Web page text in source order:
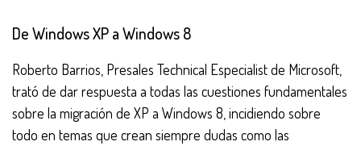
De Windows XP a Windows 8
Roberto Barrios, Presales Technical Especialist de Microsoft,
trató de dar respuesta a todas las cuestiones fundamentales
sobre la migración de XP a Windows 8, incidiendo sobre
todo en temas que crean siempre dudas como las